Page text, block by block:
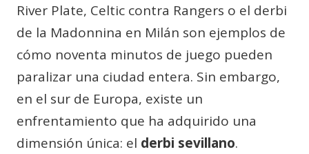
River Plate, Celtic contra Rangers o el derbi
de la Madonnina en Milán son ejemplos de
cómo noventa minutos de juego pueden
paralizar una ciudad entera. Sin embargo,
en el sur de Europa, existe un
enfrentamiento que ha adquirido una
dimensión única: el derbi sevillano.